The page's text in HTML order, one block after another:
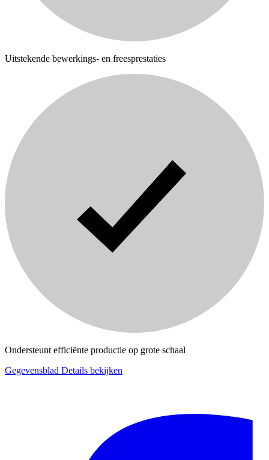
Uitstekende bewerkings- en freesprestaties
Ondersteunt efficiënte productie op grote schaal
Gegevensblad Details bekijken